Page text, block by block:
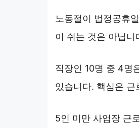
노동절이 법정공휴
이 쉬는 것은 아닙니
직장인 10명 중 4명
있습니다. 핵심은
5인 미만 사업장 근